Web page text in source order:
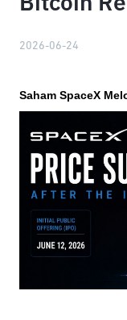
2026-06-24
Saham SpaceX